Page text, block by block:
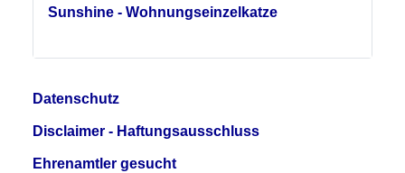
Sunshine - Wohnungseinzelkatze
Datenschutz
Disclaimer - Haftungsausschluss
Ehrenamtler gesucht